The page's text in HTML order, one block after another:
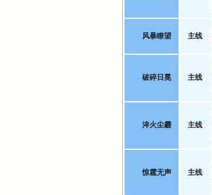
风暴瞭望 主线
破碎日冕 主线
淬火尘霾 主线
惊霆无声 主线